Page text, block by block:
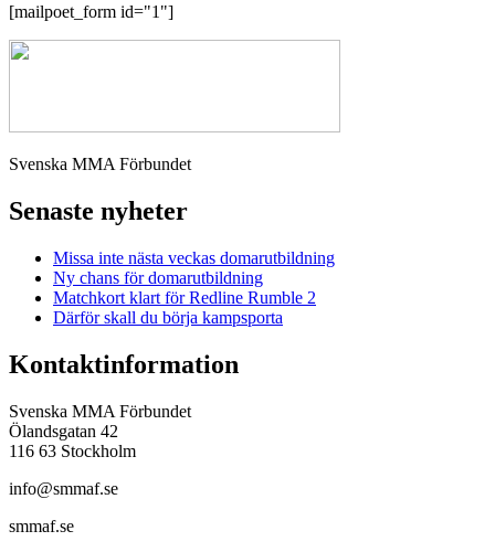
[mailpoet_form id="1"]
Svenska MMA Förbundet
Senaste nyheter
Missa inte nästa veckas domarutbildning
Ny chans för domarutbildning
Matchkort klart för Redline Rumble 2
Därför skall du börja kampsporta
Kontaktinformation
Svenska MMA Förbundet
Ölandsgatan 42
116 63 Stockholm
info@smmaf.se
smmaf.se